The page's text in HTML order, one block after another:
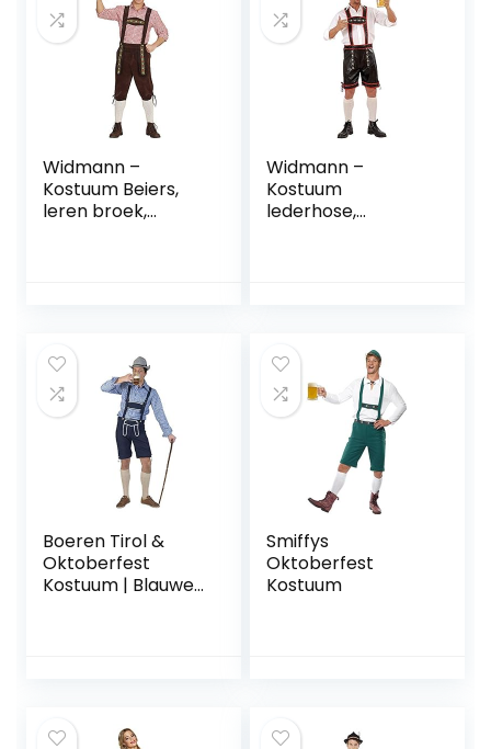
Widmann –
Kostuum Beiers,
leren broek,
Widmann –
Kostuum
lederhose,
Boeren Tirol &
Oktoberfest
Kostuum | Blauwe
Smiffys
Oktoberfest
Kostuum